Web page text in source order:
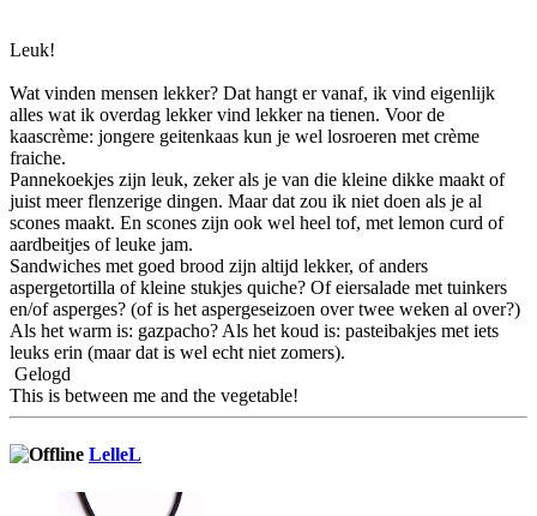
Leuk!
Wat vinden mensen lekker? Dat hangt er vanaf, ik vind eigenlijk
alles wat ik overdag lekker vind lekker na tienen. Voor de
kaascrème: jongere geitenkaas kun je wel losroeren met crème
fraiche.
Pannekoekjes zijn leuk, zeker als je van die kleine dikke maakt of
juist meer flenzerige dingen. Maar dat zou ik niet doen als je al
scones maakt. En scones zijn ook wel heel tof, met lemon curd of
aardbeitjes of leuke jam.
Sandwiches met goed brood zijn altijd lekker, of anders
aspergetortilla of kleine stukjes quiche? Of eiersalade met tuinkers
en/of asperges? (of is het aspergeseizoen over twee weken al over?)
Als het warm is: gazpacho? Als het koud is: pasteibakjes met iets
leuks erin (maar dat is wel echt niet zomers).
Gelogd
This is between me and the vegetable!
LelleL